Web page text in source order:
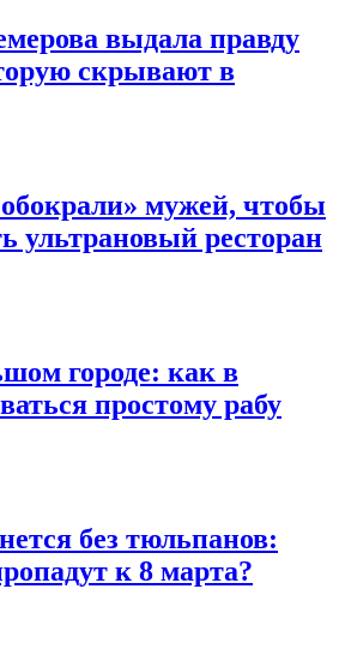
выдала правду
скрывают в
мужей, чтобы
ультрановый ресторан
городе: как в
простому рабу
без тюльпанов:
к 8 марта?